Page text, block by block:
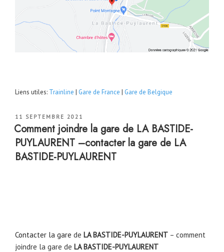
Liens utiles: Trainline | Gare de France | Gare de Belgique
PUBLIÉ
LE
11 SEPTEMBRE 2021
Comment joindre la gare de LA BASTIDE-
PUYLAURENT –contacter la gare de LA
BASTIDE-PUYLAURENT
Contacter la gare de LA BASTIDE-PUYLAURENT – comment
joindre la gare de LA BASTIDE-PUYLAURENT